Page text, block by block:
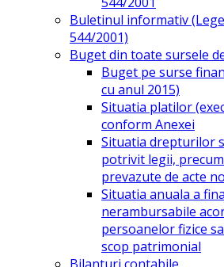
Buletinul informativ
544/2001)
Buget din toate sursele
Buget pe surse
cu anul 2015)
Situatia platilor
conform Anexei
Situatia drepturilor
potrivit legii,
prevazute de acte
Situatia anuala a
nerambursabile
persoanelor fizice
scop patrimonial
Bilanturi contabile